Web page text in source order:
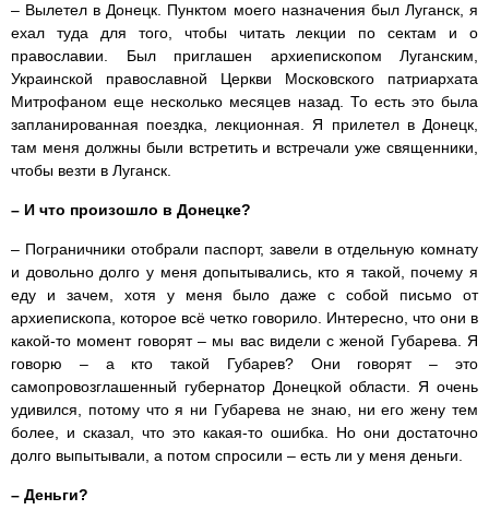
– Вылетел в Донецк. Пунктом моего назначения был Луганск, я
ехал туда для того, чтобы читать лекции по сектам и о
православии. Был приглашен архиепископом Луганским,
Украинской православной Церкви Московского патриархата
Митрофаном еще несколько месяцев назад. То есть это была
запланированная поездка, лекционная. Я прилетел в Донецк,
там меня должны были встретить и встречали уже священники,
чтобы везти в Луганск.
– И что произошло в Донецке?
– Пограничники отобрали паспорт, завели в отдельную комнату
и довольно долго у меня допытывались, кто я такой, почему я
еду и зачем, хотя у меня было даже с собой письмо от
архиепископа, которое всё четко говорило. Интересно, что они в
какой-то момент говорят – мы вас видели с женой Губарева. Я
говорю – а кто такой Губарев? Они говорят – это
самопровозглашенный губернатор Донецкой области. Я очень
удивился, потому что я ни Губарева не знаю, ни его жену тем
более, и сказал, что это какая-то ошибка. Но они достаточно
долго выпытывали, а потом спросили – есть ли у меня деньги.
– Деньги?